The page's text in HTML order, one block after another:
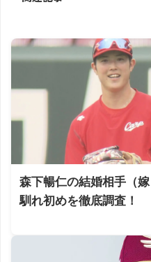
森下暢仁の結婚相手（
馴れ初めを徹底調査！